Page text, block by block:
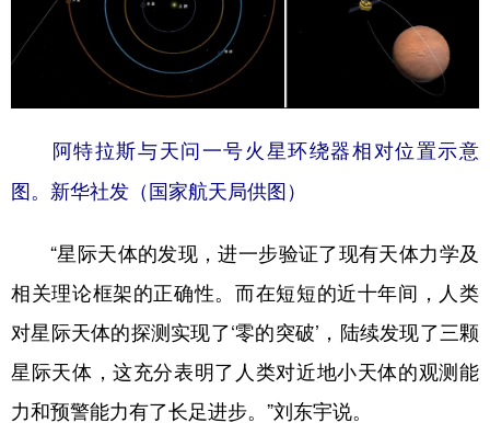
阿特拉斯与天问一号火星环绕器相对位置示意
图。新华社发（国家航天局供图）
“星际天体的发现，进一步验证了现有天体力学及
相关理论框架的正确性。而在短短的近十年间，人类
对星际天体的探测实现了‘零的突破’，陆续发现了三颗
星际天体，这充分表明了人类对近地小天体的观测能
力和预警能力有了长足进步。”刘东宇说。